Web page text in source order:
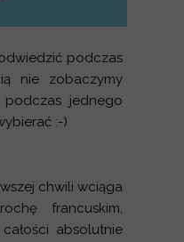
podczas
nie zobaczymy
podczas jednego
:-)
chwili wciąga
francuskim,
absolutnie